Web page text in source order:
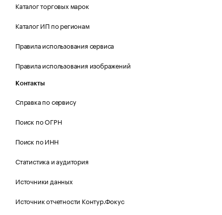
Каталог торговых марок
Каталог ИП по регионам
Правила использования сервиса
Правила использования изображений
Контакты
Справка по сервису
Поиск по ОГРН
Поиск по ИНН
Статистика и аудитория
Источники данных
Источник отчетности Контур.Фокус